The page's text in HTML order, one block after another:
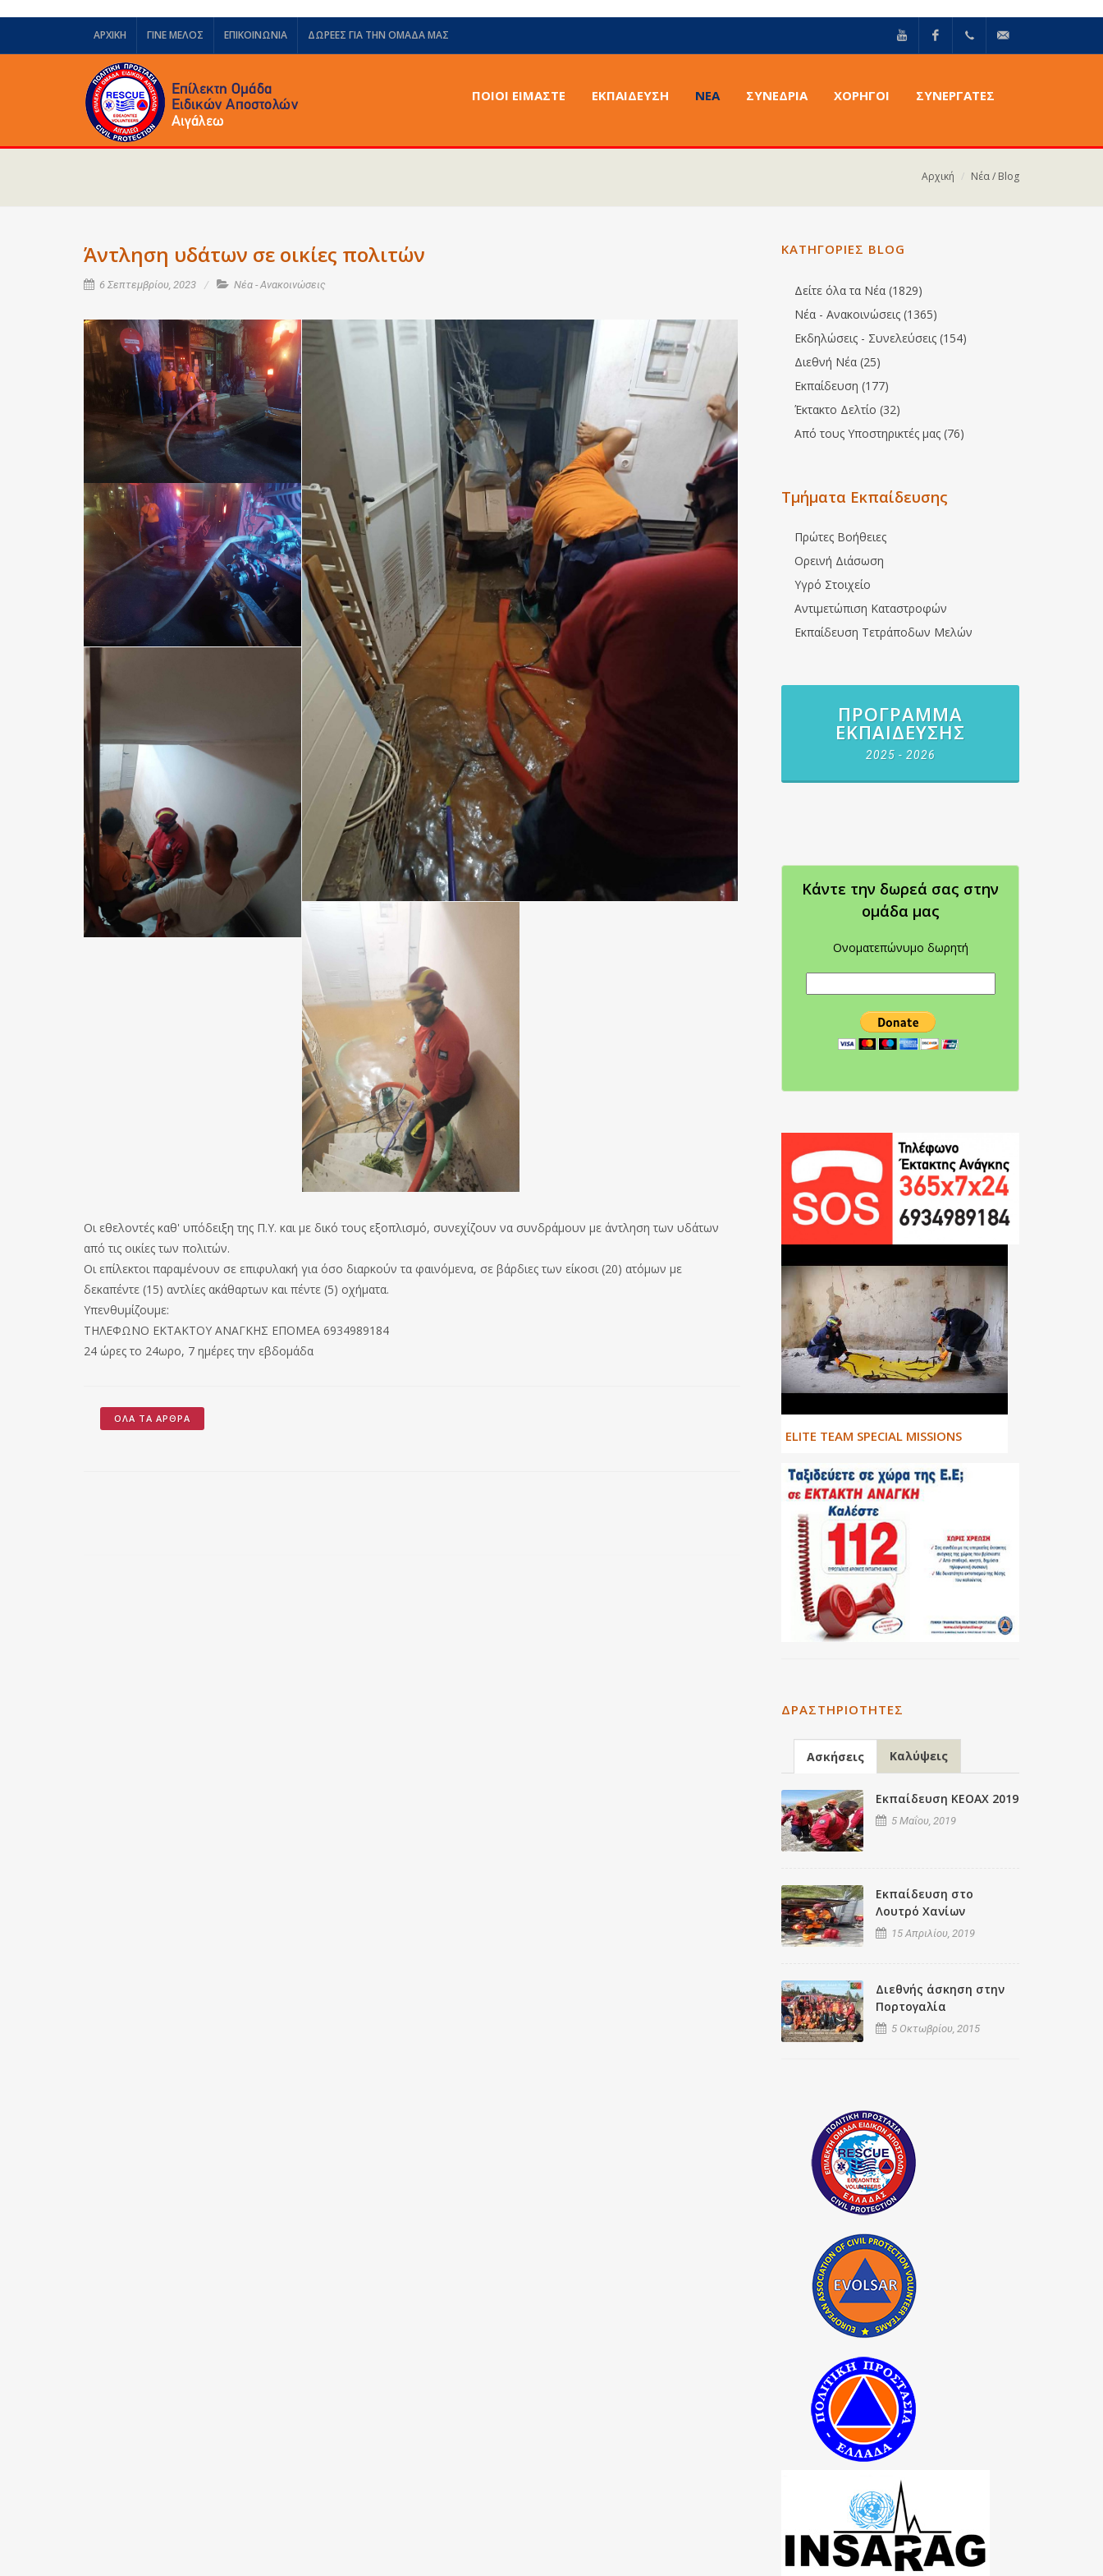
ΑΡΧΙΚΗ ΓΙΝΕ ΜΕΛΟΣ ΕΠΙΚΟΙΝΩΝΙΑ ΔΩΡΕΈΣ ΓΙΑ ΤΗΝ ΟΜΆΔΑ ΜΑΣ
ΠΟΙΟΙ ΕΙΜΑΣΤΕ ΕΚΠΑΙΔΕΥΣΗ ΝΈΑ ΣΥΝΈΔΡΙΑ ΧΟΡΗΓΟΙ ΣΥΝΕΡΓΑΤΕΣ
Αρχική Νέα / Blog
Άντληση υδάτων σε οικίες πολιτών
6 Σεπτεμβρίου, 2023 Νέα - Ανακοινώσεις
Οι εθελοντές καθ' υπόδειξη της Π.Υ. και με δικό τους εξοπλισμό, συνεχίζουν να συνδράμουν με άντληση των υδάτων
από τις οικίες των πολιτών.
Οι επίλεκτοι παραμένουν σε επιφυλακή για όσο διαρκούν τα φαινόμενα, σε βάρδιες των είκοσι (20) ατόμων με
δεκαπέντε (15) αντλίες ακάθαρτων και πέντε (5) οχήματα.
Υπενθυμίζουμε:
ΤΗΛΕΦΩΝΟ ΕΚΤΑΚΤΟΥ ΑΝΑΓΚΗΣ ΕΠΟΜΕΑ 6934989184
24 ώρες το 24ωρο, 7 ημέρες την εβδομάδα
ΌΛΑ ΤΑ ΆΡΘΡΑ
ΚΑΤΗΓΟΡΙΕΣ BLOG
Δείτε όλα τα Νέα (1829)
Νέα - Ανακοινώσεις (1365)
Εκδηλώσεις - Συνελεύσεις (154)
Διεθνή Νέα (25)
Εκπαίδευση (177)
Έκτακτο Δελτίο (32)
Από τους Υποστηρικτές μας (76)
Τμήματα Εκπαίδευσης
Πρώτες Βοήθειες
Ορεινή Διάσωση
Υγρό Στοιχείο
Αντιμετώπιση Καταστροφών
Εκπαίδευση Τετράποδων Μελών
ΠΡΌΓΡΑΜΜΑ
ΕΚΠΑΊΔΕΥΣΗΣ
2025 - 2026
Κάντε την δωρεά σας στην
oμάδα μας
Ονοματεπώνυμο δωρητή
ΕLITE TEAM SPECIAL MISSIONS
ΔΡΑΣΤΗΡΙΌΤΗΤΕΣ
Ασκήσεις Καλύψεις
Εκπαίδευση ΚΕΟΑΧ 2019
5 Μαΐου, 2019
Εκπαίδευση στο
Λουτρό Χανίων
15 Απριλίου, 2019
Διεθνής άσκηση στην
Πορτογαλία
5 Οκτωβρίου, 2015